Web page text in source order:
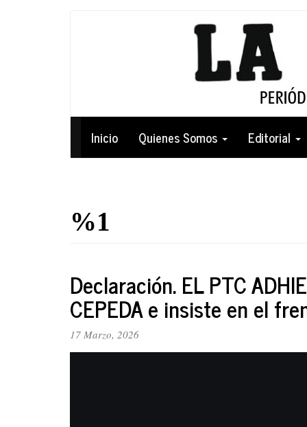
Navegación
principal
Inicio Quienes Somos Editorial
%1
Declaración. EL PTC
CEPEDA e insiste en el
17 Marzo, 2026